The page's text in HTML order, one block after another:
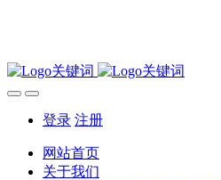
登录 注册
网站首页
关于我们